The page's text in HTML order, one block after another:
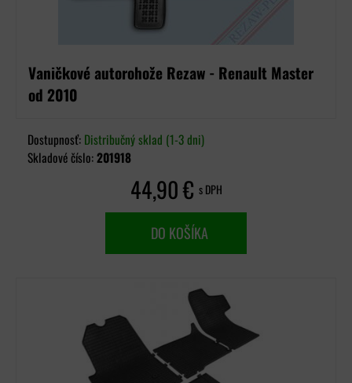
Vaničkové autorohože Rezaw - Renault Master
od 2010
Dostupnosť: Distribučný sklad (1-3 dni)
Skladové číslo:201918
44,90 € s DPH
DO KOŠÍKA